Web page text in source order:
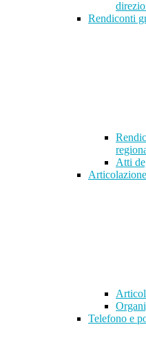
Rendiconti
Atti
Telefono e